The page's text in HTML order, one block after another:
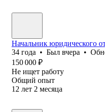
Начальник юридического
34 года • Был вчера •
150 000 ₽
Не ищет работу
Общий опыт
12 лет 2 месяца